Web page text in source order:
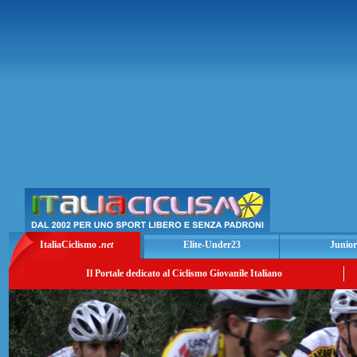
ItaliaCiclismo .net Elite-Under23
Il Portale dedicato al Ciclismo Giovanile Italiano